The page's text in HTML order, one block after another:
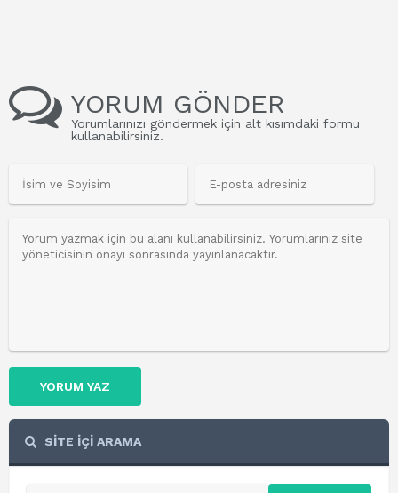
YORUM GÖNDER
Yorumlarınızı göndermek için alt kısımdaki formu
kullanabilirsiniz.
YORUM YAZ
SİTE İÇİ ARAMA